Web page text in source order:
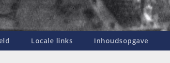
Locale links Inhoudsopgave